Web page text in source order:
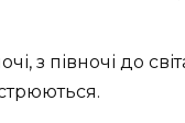
з півночі до